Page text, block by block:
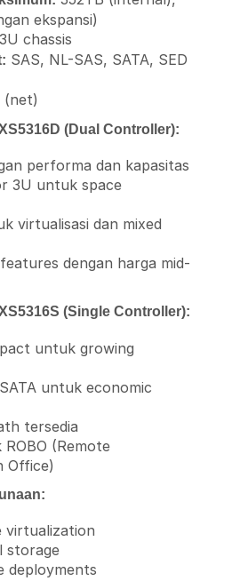
ekspansi)
3U chassis
SAS, NL-SAS, SATA, SED
(net)
(Dual Controller):
performa dan kapasitas
3U untuk space
virtualisasi dan mixed
dengan harga mid-
(Single Controller):
untuk growing
untuk economic
tersedia
(Remote
Office)
virtualization
storage
deployments